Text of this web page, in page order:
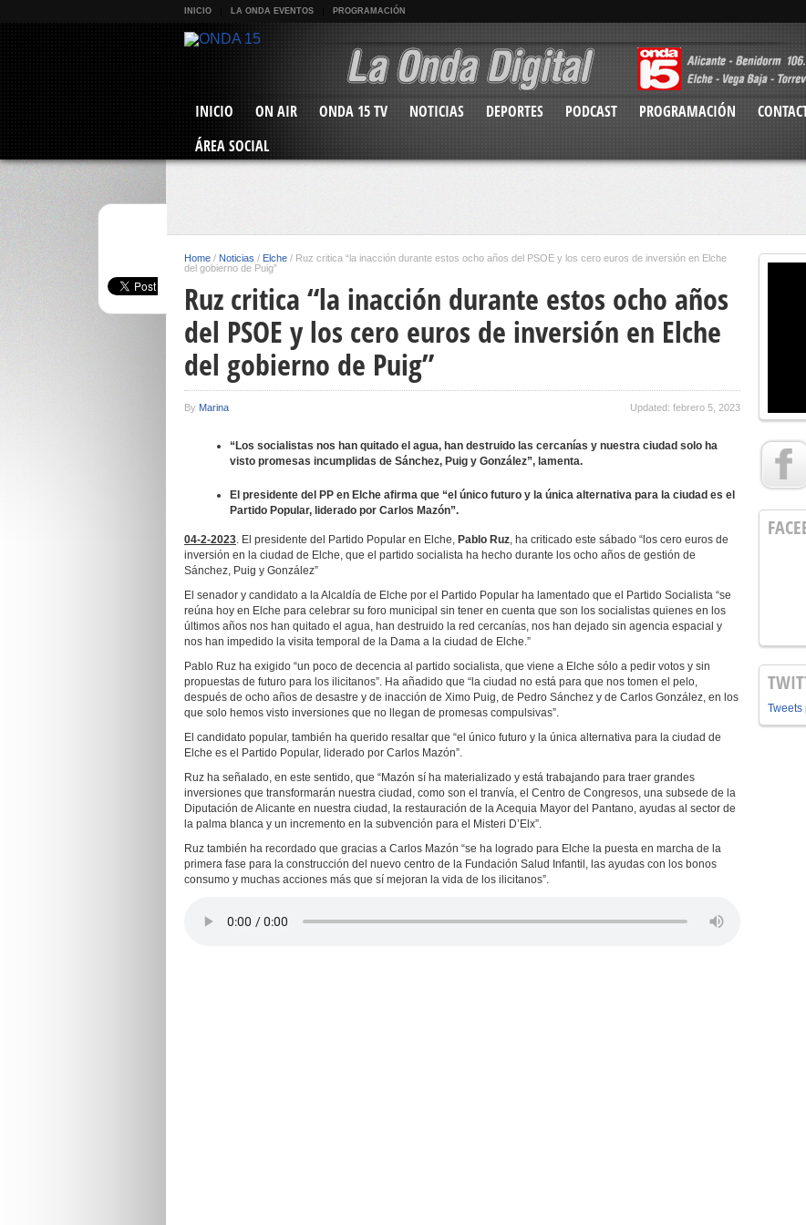
INICIO LA ONDA EVENTOS PROGRAMACIÓN
INICIO ON AIR ONDA 15 TV NOTICIAS DEPORTES PODCAST PROGRAMACIÓN
ÁREA SOCIAL
Home / Noticias / Elche / Ruz critica “la inacción durante estos ocho años del PSOE y los cero euros de inversión en Elche
del gobierno de Puig”
Ruz critica “la inacción durante estos ocho años
del PSOE y los cero euros de inversión en Elche
del gobierno de Puig”
By Marina Updated: febrero 5, 2023
“ Los socialistas nos han quitado el agua, han destruido las cercanías y nuestra ciudad solo ha
visto promesas incumplidas de Sánchez, Puig y González”, lamenta.
El presidente del PP en Elche afirma que “el único futuro y la única alternativa para la ciudad es el
Partido Popular, liderado por Carlos Mazón”.
04-2-2023. El presidente del Partido Popular en Elche, Pablo Ruz, ha criticado este sábado “los cero euros de
inversión en la ciudad de Elche, que el partido socialista ha hecho durante los ocho años de gestión de
Sánchez, Puig y González”
El senador y candidato a la Alcaldía de Elche por el Partido Popular ha lamentado que el Partido Socialista “se
reúna hoy en Elche para celebrar su foro municipal sin tener en cuenta que son los socialistas quienes en los
últimos años nos han quitado el agua, han destruido la red cercanías, nos han dejado sin agencia espacial y
nos han impedido la visita temporal de la Dama a la ciudad de Elche.”
Pablo Ruz ha exigido “un poco de decencia al partido socialista, que viene a Elche sólo a pedir votos y sin
propuestas de futuro para los ilicitanos”. Ha añadido que “la ciudad no está para que nos tomen el pelo,
después de ocho años de desastre y de inacción de Ximo Puig, de Pedro Sánchez y de Carlos González, en los
que solo hemos visto inversiones que no llegan de promesas compulsivas”.
El candidato popular, también ha querido resaltar que “el único futuro y la única alternativa para la ciudad de
Elche es el Partido Popular, liderado por Carlos Mazón”.
Ruz ha señalado, en este sentido, que “Mazón sí ha materializado y está trabajando para traer grandes
inversiones que transformarán nuestra ciudad, como son el tranvía, el Centro de Congresos, una subsede de la
Diputación de Alicante en nuestra ciudad, la restauración de la Acequia Mayor del Pantano, ayudas al sector de
la palma blanca y un incremento en la subvención para el Misteri D’Elx”.
Ruz también ha recordado que gracias a Carlos Mazón “se ha logrado para Elche la puesta en marcha de la
primera fase para la construcción del nuevo centro de la Fundación Salud Infantil, las ayudas con los bonos
consumo y muchas acciones más que sí mejoran la vida de los ilicitanos”.
Tweets